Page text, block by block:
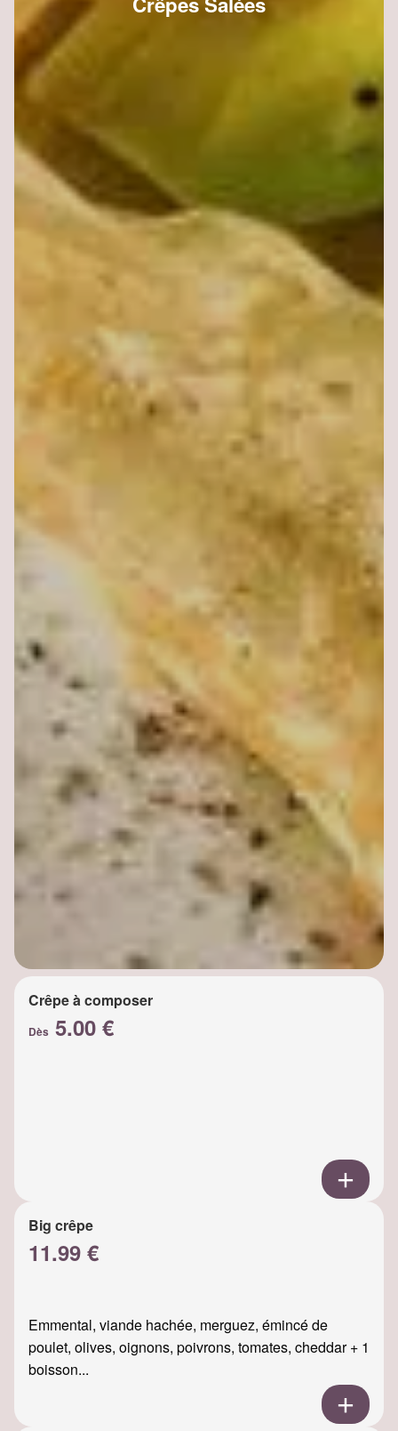
Crêpe à composer
Dès 5.00 €
Big crêpe
11.99 €
Emmental, viande hachée, merguez, émincé de
poulet, olives, oignons, poivrons, tomates, cheddar + 1
boisson...